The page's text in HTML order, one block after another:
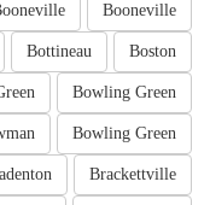
Booneville
Boston
Bottineau
Bowling Green
Bowling Green
Brackettville